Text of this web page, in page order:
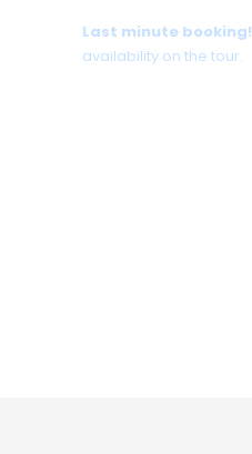
Last minute booking!
availability on the tour.